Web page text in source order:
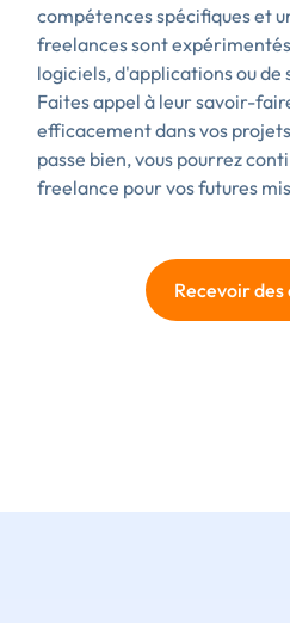
compétences spécifiques et
freelances sont
logiciels, d'applications ou de
Faites appel à leur savoir-
efficacement dans vos
passe bien, vous pourrez
freelance pour vos futures
Recevoir des